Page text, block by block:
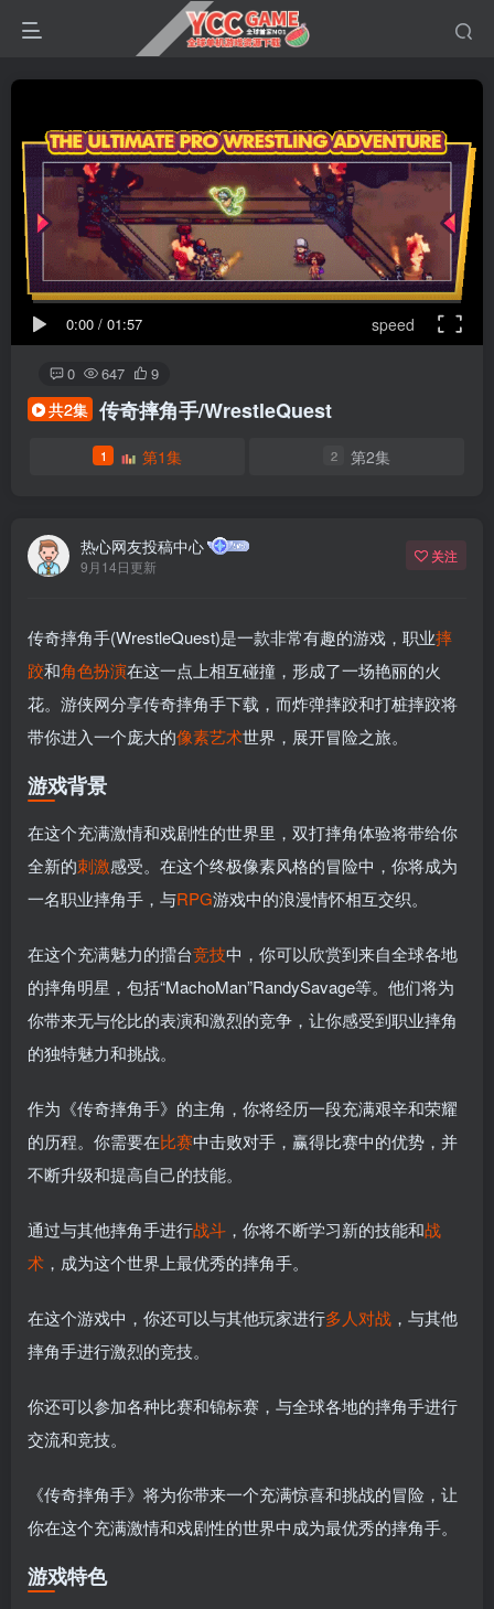
0:00 / 01:57 speed
0 647 9
共2集 传奇摔角手/WrestleQuest
1 第1集 2 第2集
热心网友投稿中心
9月14日更新
关注
传奇摔角手(WrestleQuest)是一款非常有趣的游戏，职业摔
跤和角色扮演在这一点上相互碰撞，形成了一场艳丽的火
花。游侠网分享传奇摔角手下载，而炸弹摔跤和打桩摔跤将
带你进入一个庞大的像素艺术世界，展开冒险之旅。
游戏背景
在这个充满激情和戏剧性的世界里，双打摔角体验将带给你
全新的刺激感受。在这个终极像素风格的冒险中，你将成为
一名职业摔角手，与RPG游戏中的浪漫情怀相互交织。
在这个充满魅力的擂台竞技中，你可以欣赏到来自全球各地
的摔角明星，包括“MachoMan”RandySavage等。他们将为
你带来无与伦比的表演和激烈的竞争，让你感受到职业摔角
的独特魅力和挑战。
作为《传奇摔角手》的主角，你将经历一段充满艰辛和荣耀
的历程。你需要在比赛中击败对手，赢得比赛中的优势，并
不断升级和提高自己的技能。
通过与其他摔角手进行战斗 ，你将不断学习新的技能和战
术 ，成为这个世界上最优秀的摔角手。
在这个游戏中，你还可以与其他玩家进行多人对战 ，与其他
摔角手进行激烈的竞技。
你还可以参加各种比赛和锦标赛，与全球各地的摔角手进行
交流和竞技。
《传奇摔角手》将为你带来一个充满惊喜和挑战的冒险，让
你在这个充满激情和戏剧性的世界中成为最优秀的摔角手。
游戏特色